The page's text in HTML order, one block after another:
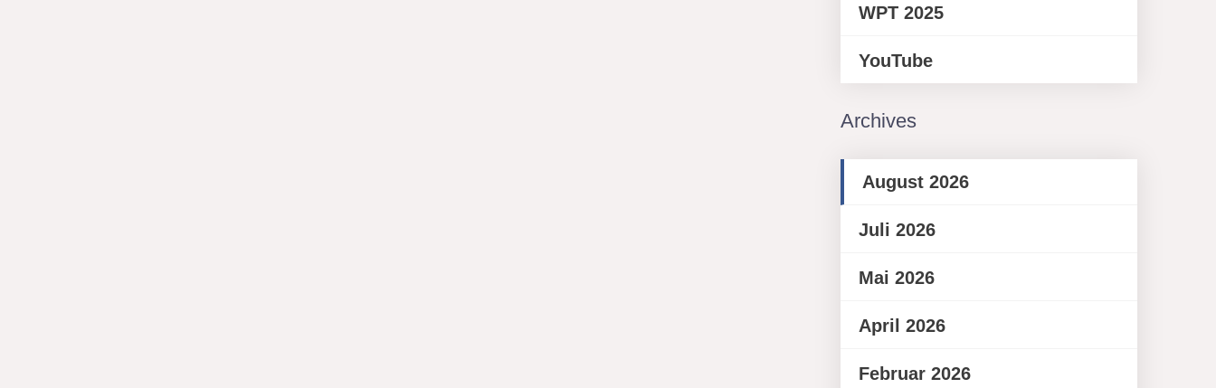
WPT 2025
YouTube
Archives
August 2026
Juli 2026
Mai 2026
April 2026
Februar 2026